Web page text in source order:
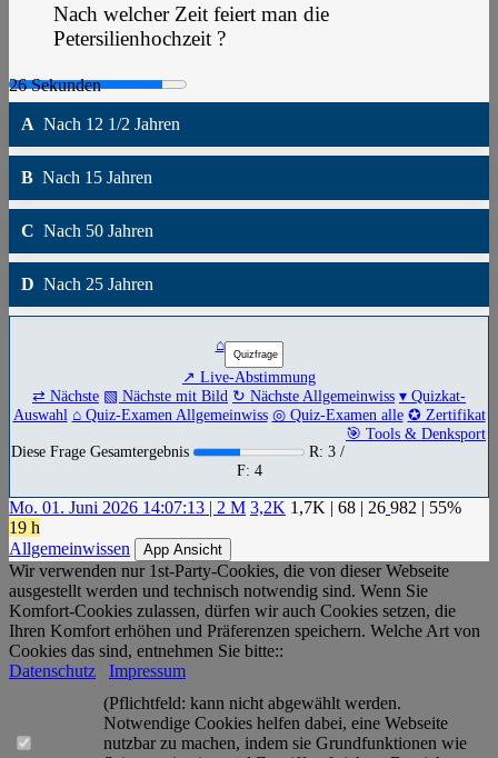
Nach welcher Zeit feiert man die
Petersilienhochzeit ?
A Nach 12 1/2 Jahren
B Nach 15 Jahren
C Nach 50 Jahren
D Nach 25 Jahren
⌂
↗ Live-Abstimmung
⇄ Nächste ▧ Nächste mit Bild ↻ Nächste Allgemeinwiss ▾ Quizkat-
Auswahl ⌂ Quiz-Examen Allgemeinwiss ◎ Quiz-Examen alle ✪ Zertifikat
🎯 Tools & Denksport
Diese Frage Gesamtergebnis
R: 3 /
F: 4
Mo. 01. Juni 2026 14:07:13 | 2 M 3,2K 1,7K | 68 | 26 982 | 55%
19 h
Allgemeinwissen
App Ansicht
Wir verwenden nur 1st-Party-Cookies, die von dieser Webseite
ausgestellt werden und technisch notwendig sind. Wenn Sie
Komfort-Cookies zulassen, dürfen wir auch Cookies setzen, die
Ihren Komfort erhöhen und Präferenzen speichern. Welche Art von
Cookies das sind, entnehmen Sie bitte::
Datenschutz
Impressum
(Pflichtfeld: kann nicht abgewählt werden.
Notwendige Cookies helfen dabei, eine Webseite
nutzbar zu machen, indem sie Grundfunktionen wie